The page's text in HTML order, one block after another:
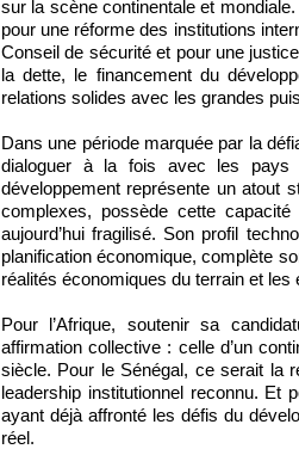
sur la scène continentale et
pour une réforme des institutions
Conseil de sécurité et pour une
la dette, le financement du
relations solides avec les grandes
Dans une période marquée par la
dialoguer à la fois avec les pays
développement représente un atout
complexes, possède cette
aujourd’hui fragilisé. Son profil
planification économique, complète
réalités économiques du terrain et les
Pour l’Afrique, soutenir sa
affirmation collective : celle d’un
siècle. Pour le Sénégal, ce serait la
leadership institutionnel reconnu. Et
ayant déjà affronté les défis du
réel.